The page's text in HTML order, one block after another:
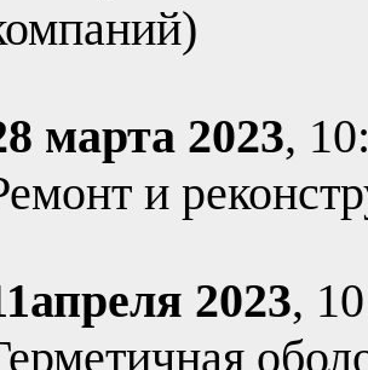
марта 2023,
и
2023,